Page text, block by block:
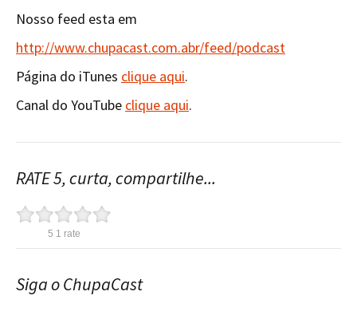
Nosso feed esta em
http://www.chupacast.com.abr/feed/podcast
Página do iTunes clique aqui.
Canal do YouTube clique aqui.
RATE 5, curta, compartilhe...
5 1 rate
Siga o ChupaCast